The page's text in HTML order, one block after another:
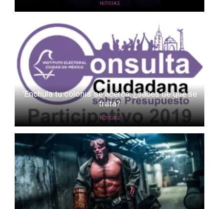
NOTICIAS
‘Enchula tu colonia’ se acerca, ¿sabes de qué se
trata?
NOTICIAS